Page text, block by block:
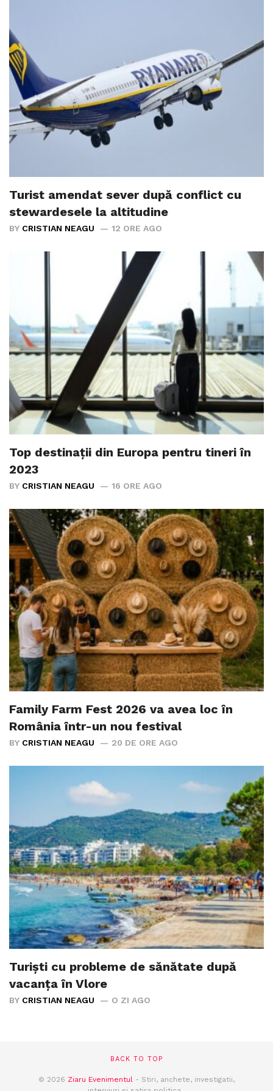
Turist amendat sever după conflict cu
stewardesele la altitudine
BY CRISTIAN NEAGU 12 ORE AGO
Top destinații din Europa pentru tineri în
2023
BY CRISTIAN NEAGU 16 ORE AGO
Family Farm Fest 2026 va avea loc în
România într-un nou festival
BY CRISTIAN NEAGU 20 DE ORE AGO
Turiști cu probleme de sănătate după
vacanța în Vlore
BY CRISTIAN NEAGU O ZI AGO
BACK TO TOP
© 2026 Ziaru Evenimentul - Stiri, anchete, investigatii,